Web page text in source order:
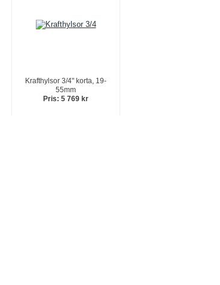
Krafthylsor 3/4" korta, 19-
55mm
Pris: 5 769 kr